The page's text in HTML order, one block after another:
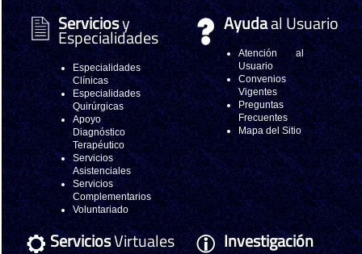
Serviciosy
Especialidades
Especialidades
Clínicas
Especialidades
Quirúrgicas
Apoyo
Diagnóstico
Terapéutico
Servicios
Asistenciales
Servicios
Complementarios
Voluntariado
Ayudaal Usuario
Atención al
Usuario
Convenios
Vigentes
Preguntas
Frecuentes
Mapa del Sitio
ServiciosVirtuales Investigación